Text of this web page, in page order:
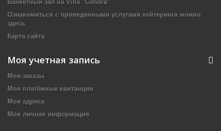
Банкетный зал на Villa "Condra"
Ознакомиться с проведенными услугами кейтеринга можно
здесь
Карта сайта
Моя учетная запись
Мои заказы
Мои платёжные квитанции
Мои адреса
Моя личная информация